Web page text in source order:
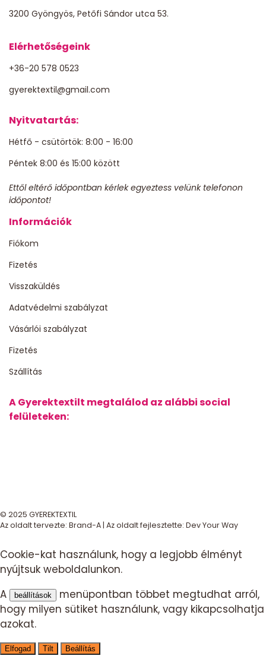
3200 Gyöngyös, Petőfi Sándor utca 53.
Elérhetőségeink
+36-20 578 0523
gyerektextil@gmail.com
Nyitvatartás:
Hétfő - csütörtök: 8:00 - 16:00
Péntek 8:00 és 15:00 között
Ettől eltérő időpontban kérlek egyeztess velünk telefonon
időpontot!
Információk
Fiókom
Fizetés
Visszaküldés
Adatvédelmi szabályzat
Vásárlói szabályzat
Fizetés
Szállítás
A Gyerektextilt megtalálod az alábbi social
felületeken:
© 2025 GYEREKTEXTIL
Az oldalt tervezte: Brand-A | Az oldalt fejlesztette: Dev Your Way
Cookie-kat használunk, hogy a legjobb élményt
nyújtsuk weboldalunkon.
A
beállítások
menüpontban többet megtudhat arról,
hogy milyen sütiket használunk, vagy kikapcsolhatja
azokat.
Elfogad Tilt Beállítás